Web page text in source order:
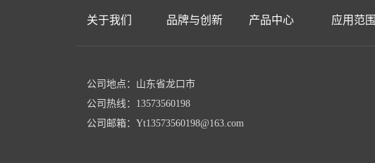
关于我们 品牌与创新 产品中心 应用范围
公司地点：山东省龙口市
公司热线：13573560198
公司邮箱：Yt13573560198@163.com